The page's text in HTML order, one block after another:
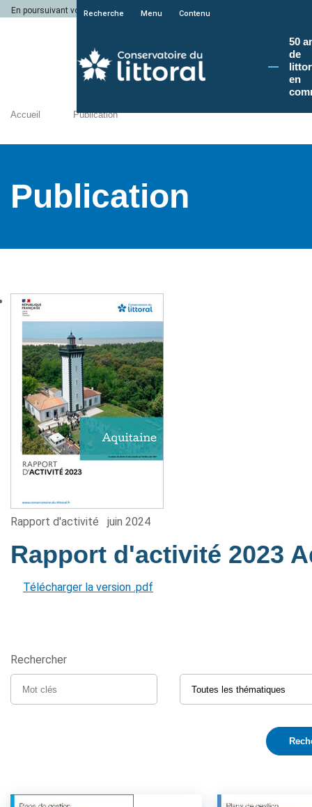
En poursuivant votre navigation sur le site du Conservatoire du littoral, vous
Recherche Menu Contenu
50
de
en
Accueil Publication
Publication
Rapport d'activité juin 2024
Rapport d'activité 2023
Télécharger la version .pdf
Rechercher